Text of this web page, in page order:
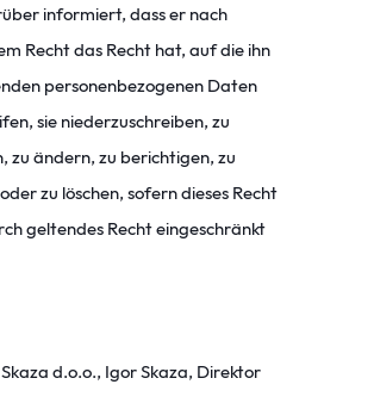
informiert, dass er nach
Recht das Recht hat, auf die ihn
personenbezogenen Daten
sie niederzuschreiben, zu
zu ändern, zu berichtigen, zu
zu löschen, sofern dieses Recht
geltendes Recht eingeschränkt
d.o.o., Igor Skaza, Direktor